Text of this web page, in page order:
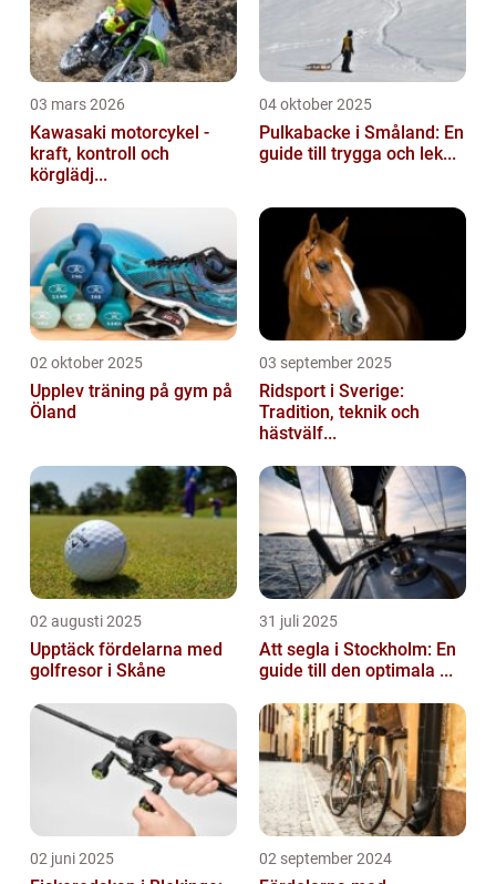
03 mars 2026
Kawasaki motorcykel -
kraft, kontroll och
körglädj...
04 oktober 2025
Pulkabacke i Småland: En
guide till trygga och lek...
02 oktober 2025
Upplev träning på gym på
Öland
03 september 2025
Ridsport i Sverige:
Tradition, teknik och
hästvälf...
02 augusti 2025
Upptäck fördelarna med
golfresor i Skåne
31 juli 2025
Att segla i Stockholm: En
guide till den optimala ...
02 juni 2025 02 september 2024